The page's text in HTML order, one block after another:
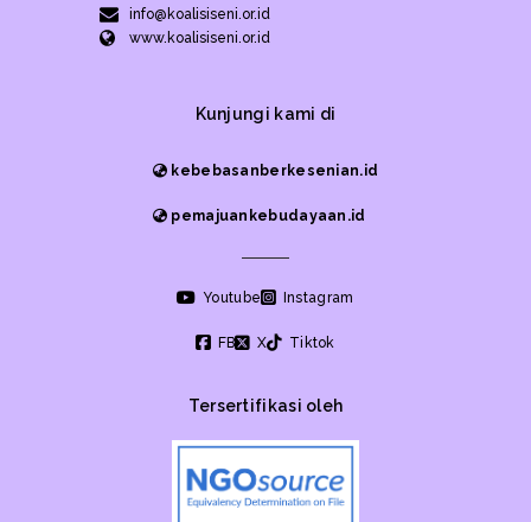
info@koalisiseni.or.id
www.koalisiseni.or.id
Kunjungi kami di
kebebasanberkesenian.id
pemajuankebudayaan.id
Youtube Instagram
FB X Tiktok
Tersertifikasi oleh